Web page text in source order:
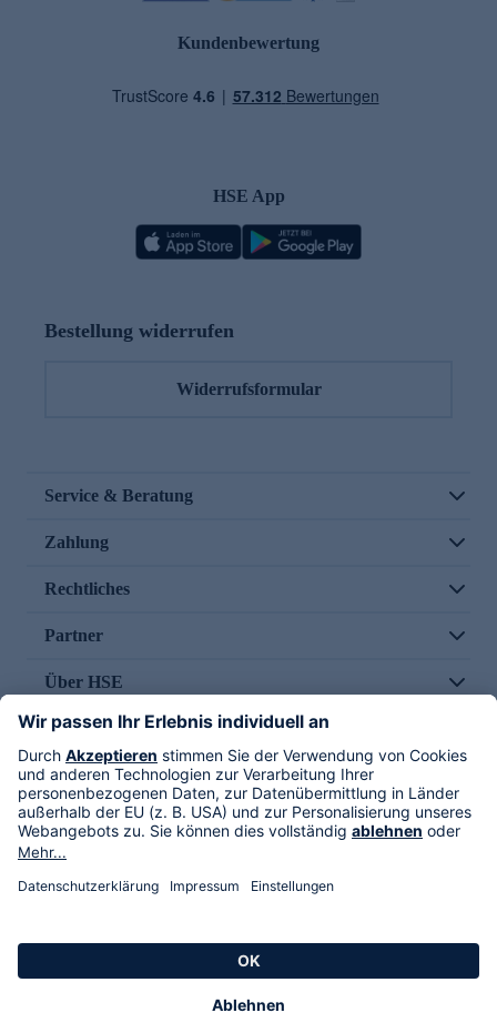
Kundenbewertung
HSE App
Bestellung widerrufen
Widerrufsformular
Service & Beratung
Zahlung
Rechtliches
Partner
Über HSE
Im TV
HSE International